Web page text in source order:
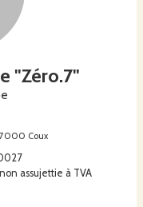
"Zéro.7"
Coux
assujettie à TVA